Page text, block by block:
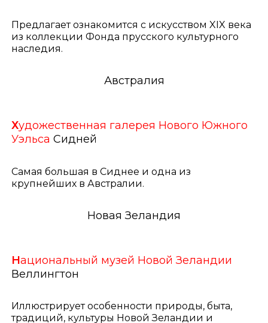
Предлагает ознакомится с искусством XIX века
из коллекции Фонда прусского культурного
наследия.
Австралия
Художественная галерея Нового Южного
Уэльса Сидней
Самая большая в Сиднее и одна из
крупнейших в Австралии.
Новая Зеландия
Национальный музей Новой Зеландии
Веллингтон
Иллюстрирует особенности природы, быта,
традиций, культуры Новой Зеландии и